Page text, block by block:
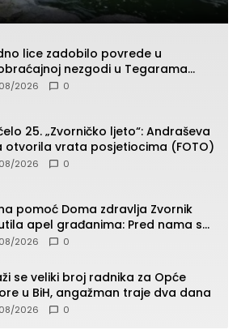
lice zadobilo povrede u
nezgodi u Tegarama
2026 0
25. „Zvorničko ljeto“: Andraševa
otvorila vrata posjetiocima (FOTO)
2026 0
pomoć Doma zdravlja Zvornik
apel građanima: Pred nama su
do 40°C, oprez zbog
2026 0
se veliki broj radnika za Opće
u BiH, angažman traje dva dana
2026 0